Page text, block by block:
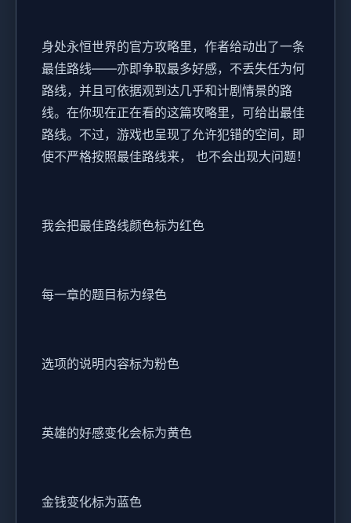
身处永恒世界的官方攻略里，作者给动出了一条
最佳路线——亦即争取最多好感，不丢失任为何
路线，并且可依据观到达几乎和计剧情景的路
线。在你现在正在看的这篇攻略里，可给出最佳
路线。不过，游戏也呈现了允许犯错的空间，即
使不严格按照最佳路线来， 也不会出现大问题！
我会把最佳路线颜色标为红色
每一章的题目标为绿色
选项的说明内容标为粉色
英雄的好感变化会标为黄色
金钱变化标为蓝色